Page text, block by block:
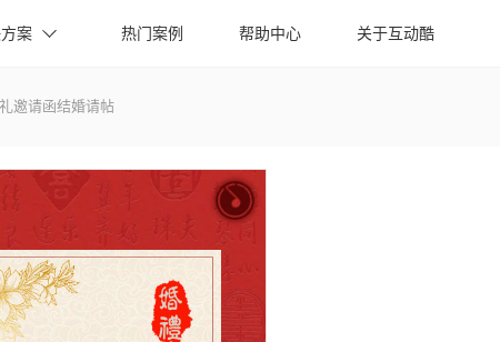
案 热门案例 帮助中心 关于互动酷
邀请函结婚请帖